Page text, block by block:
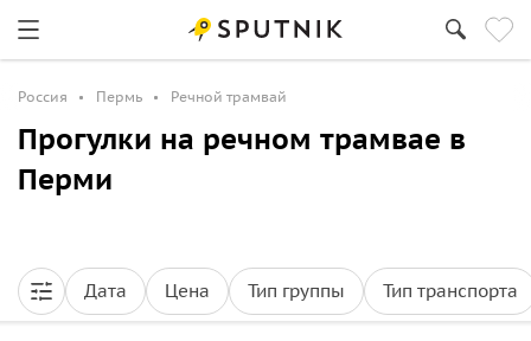
Россия Пермь Речной трамвай
Прогулки на речном трамвае в
Перми
Дата Цена Тип группы Тип транспорта